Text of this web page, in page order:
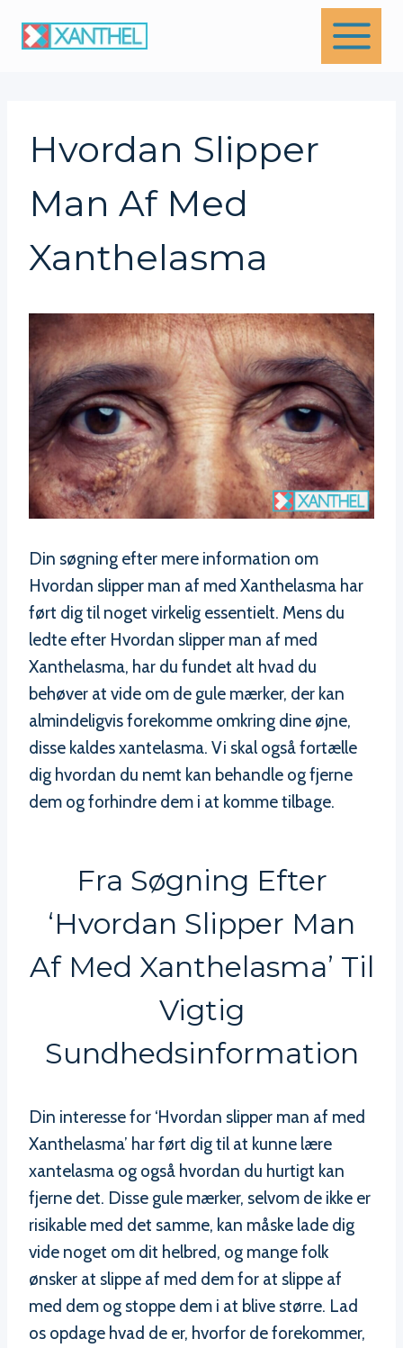
Hvordan Slipper
Man Af Med
Xanthelasma
Din søgning efter mere information om
Hvordan slipper man af med Xanthelasma har
ført dig til noget virkelig essentielt. Mens du
ledte efter Hvordan slipper man af med
Xanthelasma, har du fundet alt hvad du
behøver at vide om de gule mærker, der kan
almindeligvis forekomme omkring dine øjne,
disse kaldes xantelasma. Vi skal også fortælle
dig hvordan du nemt kan behandle og fjerne
dem og forhindre dem i at komme tilbage.
Fra Søgning Efter
‘Hvordan Slipper Man
Af Med Xanthelasma’ Til
Vigtig
Sundhedsinformation
Din interesse for ‘Hvordan slipper man af med
Xanthelasma’ har ført dig til at kunne lære
xantelasma og også hvordan du hurtigt kan
fjerne det. Disse gule mærker, selvom de ikke er
risikable med det samme, kan måske lade dig
vide noget om dit helbred, og mange folk
ønsker at slippe af med dem for at slippe af
med dem og stoppe dem i at blive større. Lad
os opdage hvad de er, hvorfor de forekommer,